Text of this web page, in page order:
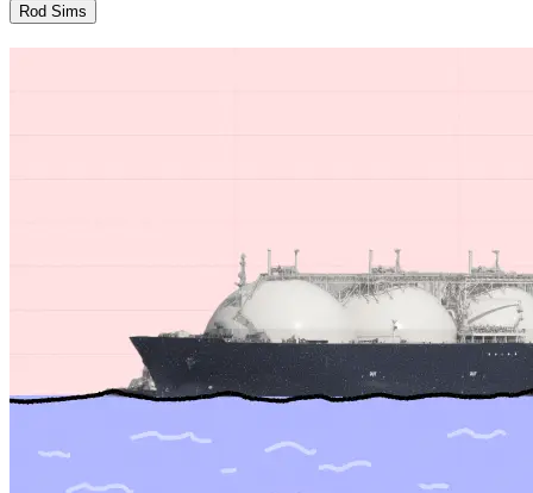
Rod Sims​​​​‌ ‍ ​‍​‍‌‍ ‌ ​‍‌‍‍‌‌‍‌ ‌‍‍‌‌‍ ‍​‍​‍​ ‍‍​‍​‍‌ ​ ‌‍​‌‌‍ ‍‌‍‍‌‌ ‌​‌ ‍‌​‍ ‍‌‍‍‌‌‍ ​‍​‍​‍ ​​‍​‍‌‍‍​‌ ​‍‌‍‌‌‌‍‌‍​‍​‍​ ‍‍​‍​‍‌‍‍​‌ ‌​‌ ‌​‌ ​​​ ‍‍​‍ ​‍ ‌‍ ​‌‍ ‌‍​ ‌‍​‌‌‍ ​‌‍‍​‌‍ ‌ ​ ‌ ‌​​ ‍‍​ ​ ​ ​ ​ ​ ​ ​ ​‍ ‌‍‍‌‌‍ ‍‌ ‌​‌‍‌‌‌‍ ‍‌ ‌​​‍ ‌‍‌‌‌‍‌​‌‍‍‌‌ ‌​​‍ ‌‍ ‌‌‍ ‌‍‌​‌‍‌‌​ ‌‌ ​​‌ ​‍‌‍‌‌‌ ​ ‌‍‌‌‌‍ ‍‌ ‌​‌‍​‌‌ ‌​‌‍‍‌‌‍ ‌‍ ‍​ ‍ ‌‍‍‌‌‍‌​​ ‌​ ‌‌​ ‍​​ ‌‌​ ​‍‌‍‌​​ ‍‌​ ‌‍​ ‍​​‍ ‌​ ‍​​ ‍‌‌‍​‍​ ‌ ​‍ ‌​ ‌​​ ‍​​ ‌​‌‍‌‍​‍ ‌‌‍​‍​ ​‍​ ‍​​ ‌‍​‍ ‌​ ‍‌​ ‌‌​ ​‌‌‍​ ‌‍​‌​ ​ ​ ‍​​ ​‍‌‍​ ​ ​‌​ ‌​​ ‍‌​ ‍ ‌ ‌​‌ ‍‌‌ ​​‌‍‌‌​ ‌‌‍​‌‌ ‌‌‌ ‌​‌‍‍​‌‍ ‌ ​‍​ ‍ ‌ ​​‌‍​‌‌ ‌​‌‍‍​​ ‌‌‍ ‍‌‍​‌‌‍ ‌‌‍‌‌​ ‌‍​‍‌‍​‌‌ ​ ‌‍‌‌‌‌‌‌‌ ​‍‌‍ ​​ ‌‌‍‍​‌ ‌​‌ ‌​‌ ​​​‍‌‌​ ​ ‌​​‌​‍‌‌​ ​‍‌​‌‍​‍‌‌​ ​‍‌​‌‍‌‍ ​‌‍ ‌‍​ ‌‍​‌‌‍ ​‌‍‍​‌‍ ‌ ​ ‌ ‌​​‍‌‌​ ​ ‌​​‌​ ​ ​ ​ ​ ​ ​ ​ ​‍‌‍‌‍‍‌‌‍‌​​ ‌​ ‌‌​ ‍​​ ‌‌​ ​‍‌‍‌​​ ‍‌​ ‌‍​ ‍​​‍ ‌​ ‍​​ ‍‌‌‍​‍​ ‌ ​‍ ‌​ ‌​​ ‍​​ ‌​‌‍‌‍​‍ ‌‌‍​‍​ ​‍​ ‍​​ ‌‍​‍ ‌​ ‍‌​ ‌‌​ ​‌‌‍​ ‌‍​‌​ ​ ​ ‍​​ ​‍‌‍​ ​ ​‌​ ‌​​ ‍‌​‍‌‍‌ ‌​‌ ‍‌‌ ​​‌‍‌‌​ ‌‌‍​‌‌ ‌‌‌ ‌​‌‍‍​‌‍ ‌ ​‍​‍‌‍‌ ​​‌‍​‌‌ ‌​‌‍‍​​ ‌‌‍ ‍‌‍​‌‌‍ ‌‌‍‌‌​‍‌‍‌ ​​‌‍‌‌‌ ​‍‌ ​ ‌ ​​‌‍‌‌‌‍​ ‌ ‌​‌‍‍‌‌ ‌‍‌‍‌‌​ ‌‌ ​​‌ ‌‌‌‍​‍‌‍ ​‌‍‍‌‌ ​ ‌‍‍​‌‍‌‌‌‍‌​​‍​‍‌ ‌